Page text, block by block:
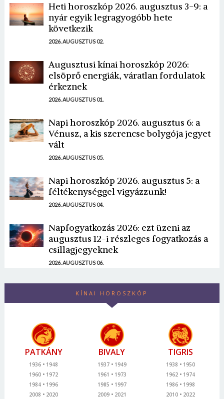
Heti horoszkóp 2026. augusztus 3-9: a
nyár egyik legragyogóbb hete
következik
2026. AUGUSZTUS 02.
Augusztusi kínai horoszkóp 2026:
elsöprő energiák, váratlan fordulatok
érkeznek
2026. AUGUSZTUS 01.
Napi horoszkóp 2026. augusztus 6: a
Vénusz, a kis szerencse bolygója jegyet
vált
2026. AUGUSZTUS 05.
Napi horoszkóp 2026. augusztus 5: a
féltékenységgel vigyázzunk!
2026. AUGUSZTUS 04.
Napfogyatkozás 2026: ezt üzeni az
augusztus 12-i részleges fogyatkozás a
csillagjegyeknek
2026. AUGUSZTUS 06.
KÍNAI HOROSZKÓP
PATKÁNY
1936
1948
1960
1972
1984
1996
2008
2020
BIVALY
1937
1949
1961
1973
1985
1997
2009
2021
TIGRIS
1938
1950
1962
1974
1986
1998
2010
2022